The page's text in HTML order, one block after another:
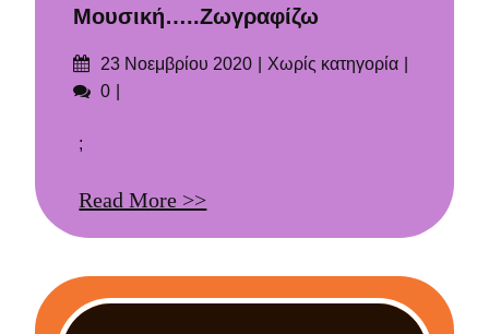
Μουσική…..ζωγραφίζω
Δημοσιεύτηκε
στις
23 Νοεμβρίου 2020 Categories
Χωρίς κατηγορία
Σχόλια
0
;
Read More >>